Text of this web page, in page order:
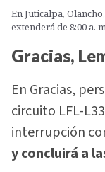
En Juticalpa,
extenderá de 8:00 a.
Gracias,
En Gracias,
circuito LFL-
interrupción
y concluirá a